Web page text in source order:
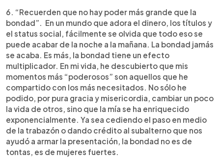
6. “Recuerden que no hay poder más grande que la
bondad”. En un mundo que adora el dinero, los títulos y
el status social, fácilmente se olvida que todo eso se
puede acabar de la noche a la mañana. La bondad jamás
se acaba. Es más, la bondad tiene un efecto
multiplicador. En mi vida, he descubierto que mis
momentos más “poderosos” son aquellos que he
compartido con los más necesitados. No sólo he
podido, por pura gracia y misericordia, cambiar un poco
la vida de otros, sino que la mía se ha enriquecido
exponencialmente. Ya sea cediendo el paso en medio
de la trabazón o dando crédito al subalterno que nos
ayudó a armar la presentación, la bondad no es de
tontas, es de mujeres fuertes.